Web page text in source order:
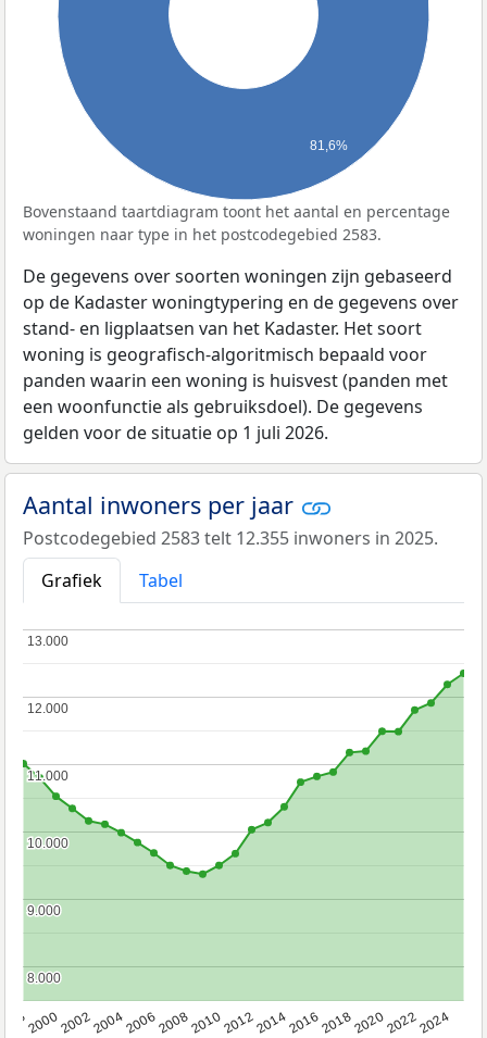
81,6%
Bovenstaand taartdiagram toont het aantal en percentage
woningen naar type in het postcodegebied 2583.
De gegevens over soorten woningen zijn gebaseerd
op de Kadaster woningtypering en de gegevens over
stand- en ligplaatsen van het Kadaster. Het soort
woning is geografisch-algoritmisch bepaald voor
panden waarin een woning is huisvest (panden met
een woonfunctie als gebruiksdoel). De gegevens
gelden voor de situatie op 1 juli 2026.
Aantal inwoners per jaar
Postcodegebied 2583 telt 12.355 inwoners in 2025.
Grafiek
Tabel
2000200220042006200820102012201420162018202020222024
8.000
8.000
9.000
9.000
10.000
10.000
11.000
11.000
12.000
12.000
13.000
13.000